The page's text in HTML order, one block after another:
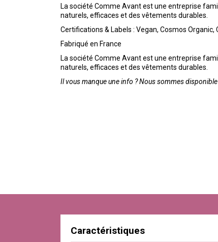
La société Comme Avant est une entreprise
naturels, efficaces et des vêtements durables.
Certifications & Labels : Vegan, Cosmos
Fabriqué en France
La société Comme Avant est une entreprise
naturels, efficaces et des vêtements durables.
Il vous manque une info ? Nous sommes
Caractéristiques